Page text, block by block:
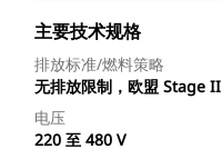
主要技术规格
排放标准/燃料策略
无排放限制，欧盟 Stage II
电压
220 至 480 V